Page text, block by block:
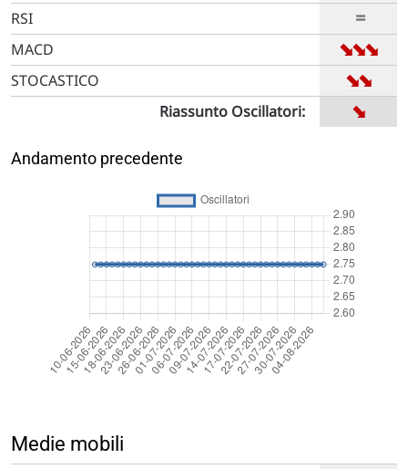
RSI =
MACD ➡
➡
➡
STOCASTICO ➡
➡
Riassunto Oscillatori: ➡
Andamento precedente
Medie mobili